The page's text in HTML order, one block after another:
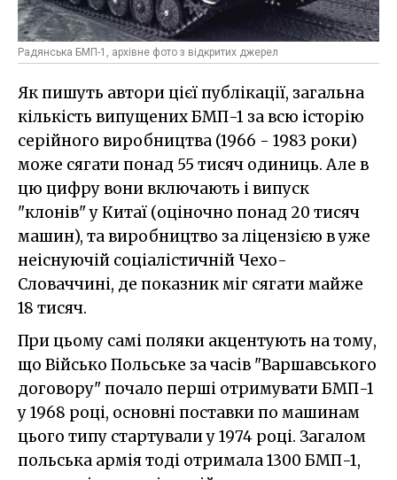
Радянська БМП-1, архівне фото з відкритих джерел
Як пишуть автори цієї публікації, загальна
кількість випущених БМП-1 за всю історію
серійного виробництва (1966 - 1983 роки)
може сягати понад 55 тисяч одиниць. Але в
цю цифру вони включають і випуск
"клонів" у Китаї (оціночно понад 20 тисяч
машин), та виробництво за ліцензією в уже
неіснуючій соціалістичній Чехо-
Словаччині, де показник міг сягати майже
18 тисяч.
При цьому самі поляки акцентують на тому,
що Військо Польське за часів "Варшавського
договору" почало перші отримувати БМП-1
у 1968 році, основні поставки по машинам
цього типу стартували у 1974 році. Загалом
польська армія тоді отримала 1300 БМП-1,